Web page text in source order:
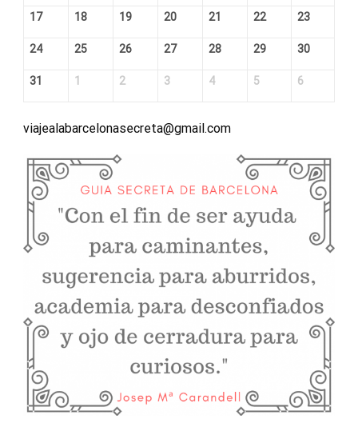
17 18 19 20 21 22 23
24 25 26 27 28 29 30
31 1 2 3 4 5 6
viajealabarcelonasecreta@gmail.com